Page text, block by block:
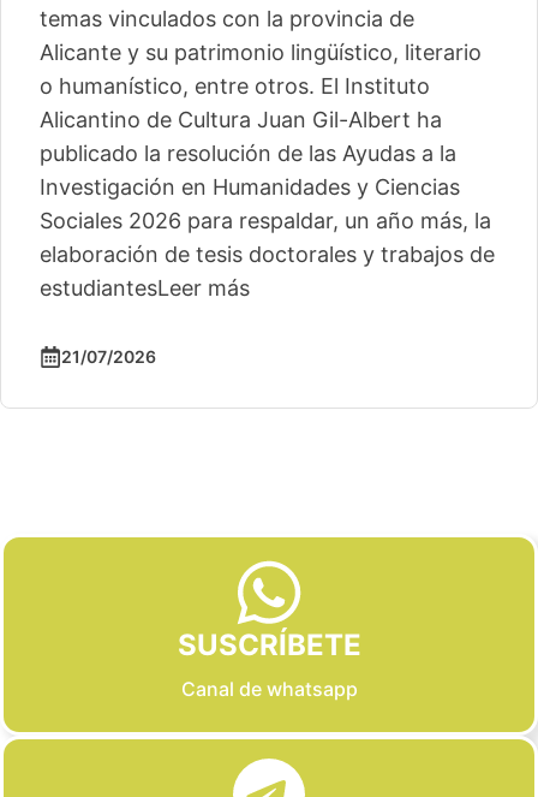
temas vinculados con la provincia de
Alicante y su patrimonio lingüístico, literario
o humanístico, entre otros. El Instituto
Alicantino de Cultura Juan Gil-Albert ha
publicado la resolución de las Ayudas a la
Investigación en Humanidades y Ciencias
Sociales 2026 para respaldar, un año más, la
elaboración de tesis doctorales y trabajos de
estudiantesLeer más
21/07/2026
SUSCRÍBETE
Canal de whatsapp